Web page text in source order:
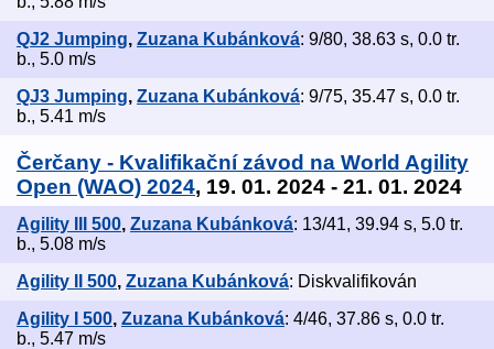
QJ2 Jumping, Zuzana Kubánková: 9/80, 38.63 s, 0.0 tr.
b., 5.0 m/s
QJ3 Jumping, Zuzana Kubánková: 9/75, 35.47 s, 0.0 tr.
b., 5.41 m/s
Čerčany - Kvalifikační závod na World Agility
Open (WAO) 2024, 19. 01. 2024 - 21. 01. 2024
Agility III 500, Zuzana Kubánková: 13/41, 39.94 s, 5.0 tr.
b., 5.08 m/s
Agility II 500, Zuzana Kubánková: Diskvalifikován
Agility I 500, Zuzana Kubánková: 4/46, 37.86 s, 0.0 tr.
b., 5.47 m/s